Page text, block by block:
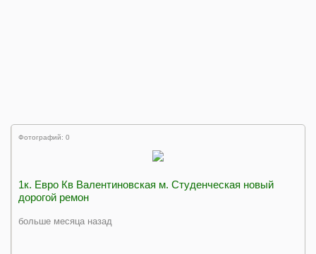
Фотографий: 0
1к. Евро Кв Валентиновская м. Студенческая новый
дорогой ремон
больше месяца назад